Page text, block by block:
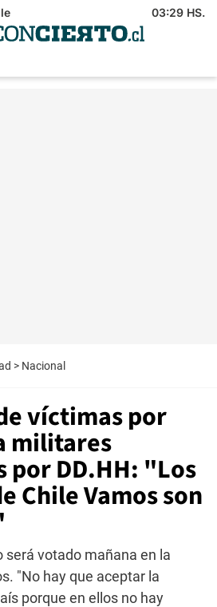
03:29 HS.
> Nacional
víctimas por
militares
por DD.HH: "Los
Chile Vamos son
será votado mañana en la
"No hay que aceptar la
porque en ellos no hay